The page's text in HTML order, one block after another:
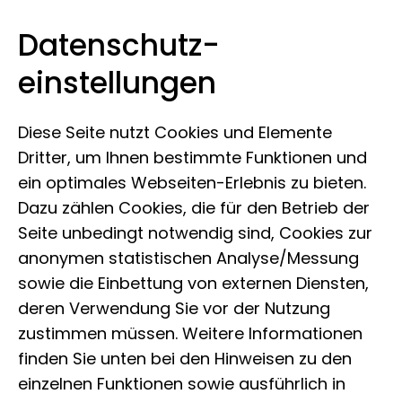
Zum Inhalt springen
Leibniz-Institut zur Analyse des
Biodiversitätswandels
Datenschutz­
einstellungen
Diese Seite nutzt Cookies und Elemente
Dritter, um Ihnen bestimmte Funktionen und
ein optimales Webseiten-Erlebnis zu bieten.
Dazu zählen Cookies, die für den Betrieb der
Seite unbedingt notwendig sind, Cookies zur
anonymen statistischen Analyse/Messung
sowie die Einbettung von externen Diensten,
deren Verwendung Sie vor der Nutzung
zustimmen müssen. Weitere Informationen
finden Sie unten bei den Hinweisen zu den
einzelnen Funktionen sowie ausführlich in